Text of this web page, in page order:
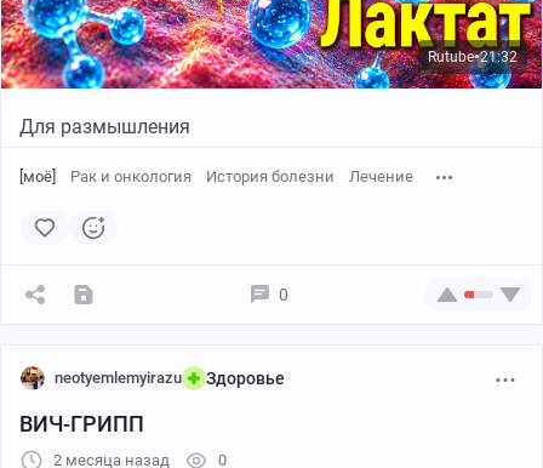
Rutube●21:32
Для размышления
[моё] Рак и онкология История болезни Лечение
0
neotyemlemyirazu Здоровье
ВИЧ-ГРИПП
2 месяца назад 0